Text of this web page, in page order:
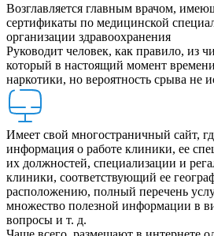
Возглавляется главным врачом,
сертификаты по медицинской
организации здравоохранения
Руководит человек, как правило, из
который в настоящий момент
наркотики, но вероятность срыва не
Имеет свой многостраничный сайт,
информация о работе клиники, ее
их должностей, специализации и
клиники, соответствующий ее
расположению, полный перечень
множество полезной информации в
вопросы и т. д.